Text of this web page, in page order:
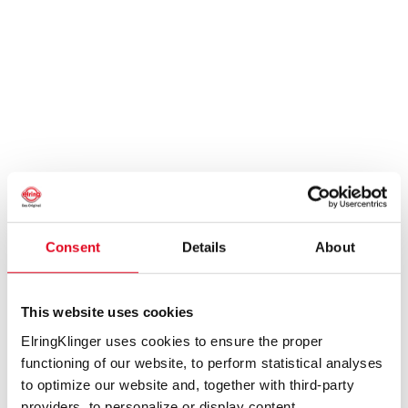
Consent Details About
This website uses cookies
ElringKlinger uses cookies to ensure the proper
functioning of our website, to perform statistical analyses
to optimize our website and, together with third-party
Özel bir durumunuz var ve
var?
Ad* Soyad *